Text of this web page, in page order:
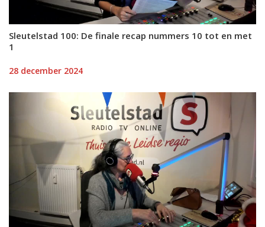
Sleutelstad 100: De finale recap nummers 10 tot en met
1
28 december 2024